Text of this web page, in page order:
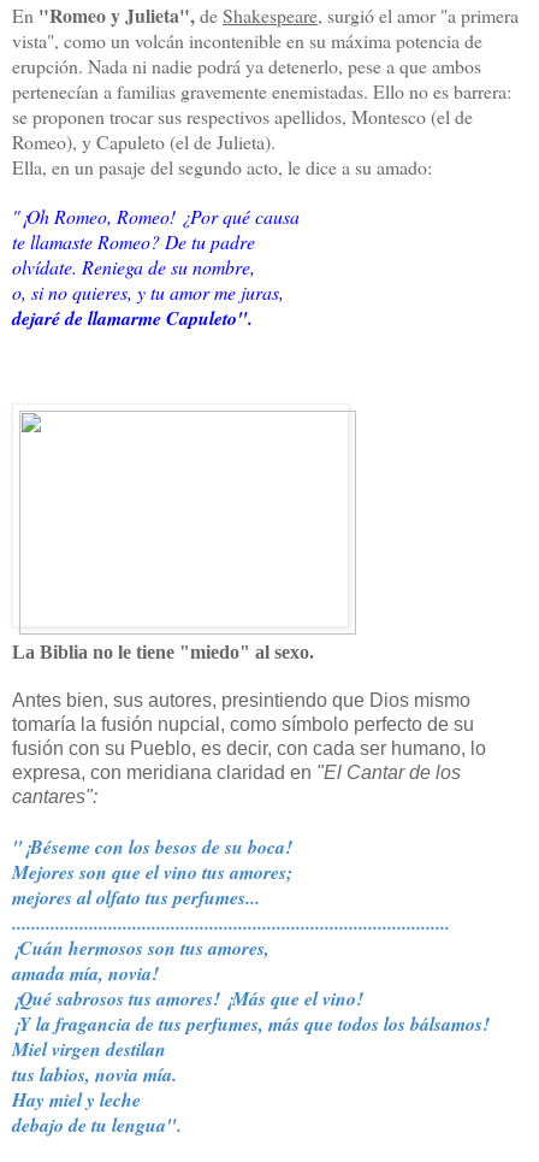
En "Romeo y Julieta",deShakespeare, surgió el amor "a primera
vista", como un volcán incontenible en su máxima potencia de
erupción. Nada ni nadie podrá ya detenerlo, pese a que ambos
pertenecían a familias gravemente enemistadas. Ello no es barrera:
se proponen trocar sus respectivos apellidos, Montesco (el de
Romeo), y Capuleto (el de Julieta).
Ella, en un pasaje del segundo acto, le dice a su amado:
"¡Oh Romeo, Romeo! ¿Por qué causa
te llamaste Romeo? De tu padre
olvídate. Reniega de su nombre,
o, si no quieres, y tu amor me juras,
dejaré de llamarme Capuleto".
La Biblia no le tiene "miedo" al sexo.
Antes bien, sus autores, presintiendo que Dios mismo
tomaría la fusión nupcial, como símbolo perfecto de su
fusión con su Pueblo, es decir, con cada ser humano, lo
expresa, con meridiana claridad en "El Cantar de los
cantares":
"¡Béseme con los besos de su boca!
Mejores son que el vino tus amores;
mejores al olfato tus perfumes...
...........................................................................................
¡Cuán hermosos son tus amores,
amada mía, novia!
¡Qué sabrosos tus amores! ¡Más que el vino!
¡Y la fragancia de tus perfumes, más que todos los bálsamos!
Miel virgen destilan
tus labios, novia mía.
Hay miel y leche
debajo de tu lengua".